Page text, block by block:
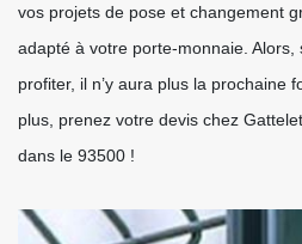
vos projets de pose et changement
adapté à votre porte-monnaie. Alors,
profiter, il n’y aura plus la prochaine
plus, prenez votre devis chez
dans le 93500 !